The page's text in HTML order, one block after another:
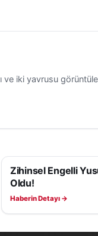
ve iki yavrusu
YAŞAM
Zihinsel Engelli
Oldu!
Haberin Detayı →